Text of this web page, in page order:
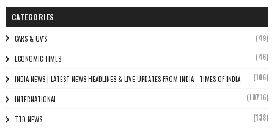
CATEGORIES
CARS & UV'S (49)
ECONOMIC TIMES (46)
INDIA NEWS | LATEST NEWS HEADLINES & LIVE UPDATES FROM INDIA - TIMES OF INDIA (106)
INTERNATIONAL (10716)
TTD NEWS (138)